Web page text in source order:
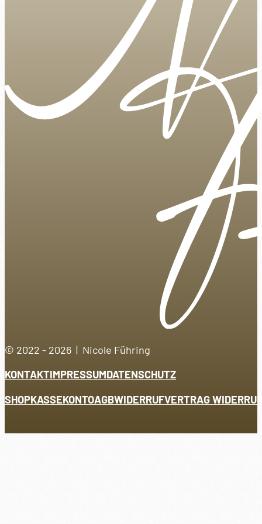
© 2022 - 2026 | Nicole Führing
KONTAKTIMPRESSUMDATENSCHUTZ
SHOPKASSEKONTOAGBWIDERRUFVERTRAG